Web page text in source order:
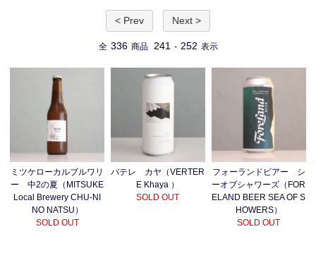
< Prev Next >
全 336 商品 241 - 252 表示
ミツケローカルブルワリ
ー 中2の夏（MITSUKE
Local Brewery CHU-NI
NO NATSU）
SOLD OUT
バテレ カヤ（VERTER
E Khaya ）
SOLD OUT
フォーランドビアー シ
ーオブシャワーズ（FOR
ELAND BEER SEA OF S
HOWERS）
SOLD OUT